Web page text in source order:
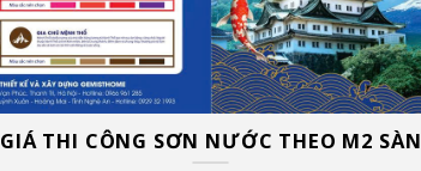
GIÁ THI CÔNG SƠN NƯỚC THEO M2 SÀN